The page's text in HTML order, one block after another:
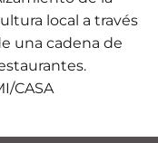
local a través
una cadena de
CASA